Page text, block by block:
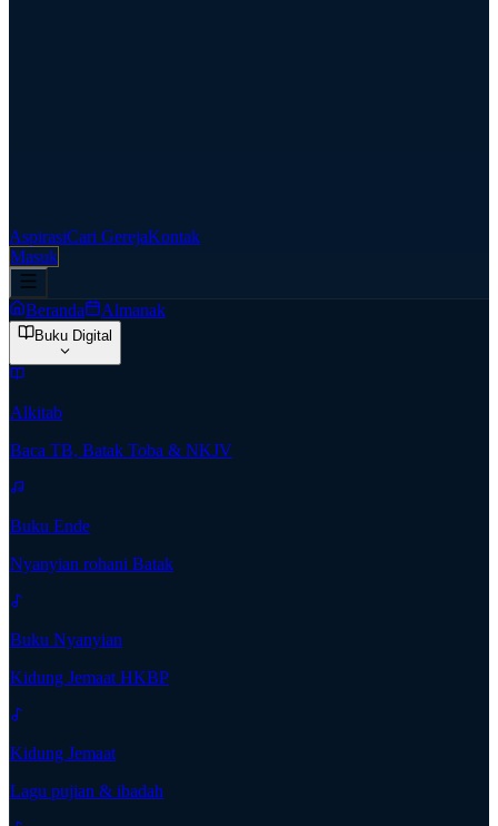
AspirasiCari GerejaKontak
Masuk
Beranda Almanak
Buku Digital
Alkitab
Baca TB, Batak Toba & NKJV
Buku Ende
Nyanyian rohani Batak
Buku Nyanyian
Kidung Jemaat HKBP
Kidung Jemaat
Lagu pujian & ibadah